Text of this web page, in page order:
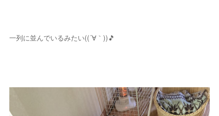
一列に並んでいるみたい((´∀｀))🎵